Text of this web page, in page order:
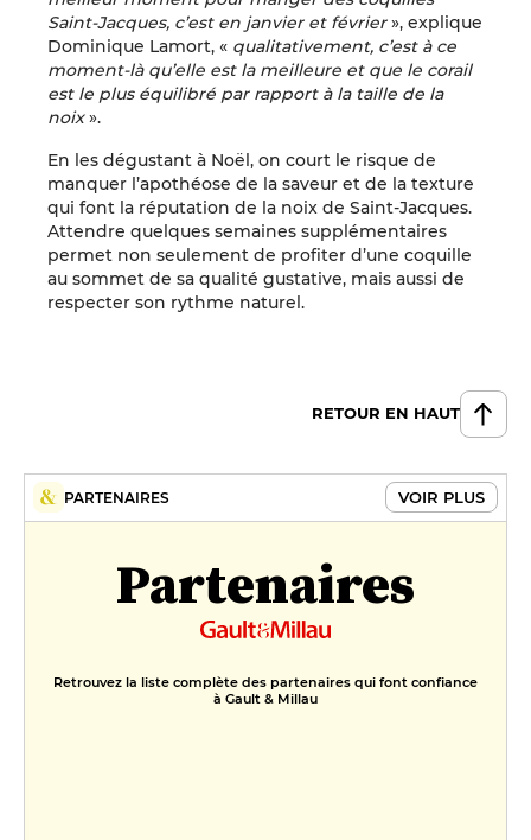
Saint-Jacques, c’est en janvier et février», explique
Dominique Lamort, « qualitativement, c’est à ce
moment-là qu’elle est la meilleure et que le corail
est le plus équilibré par rapport à la taille de la
noix».
En les dégustant à Noël, on court le risque de
manquer l’apothéose de la saveur et de la texture
qui font la réputation de la noix de Saint-Jacques.
Attendre quelques semaines supplémentaires
permet non seulement de profiter d’une coquille
au sommet de sa qualité gustative, mais aussi de
respecter son rythme naturel.
RETOUR EN HAUT
PARTENAIRES VOIR PLUS
Partenaires
Retrouvez la liste complète des partenaires qui font confiance
à Gault & Millau